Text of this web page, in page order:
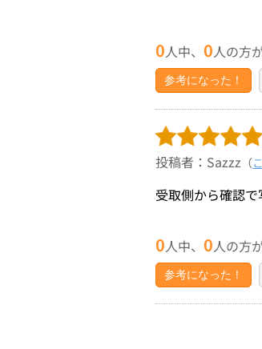
0人中、 0人の方
参考になった！
投稿者：Sazzz （
受取側から確認
0人中、 0人の方
参考になった！